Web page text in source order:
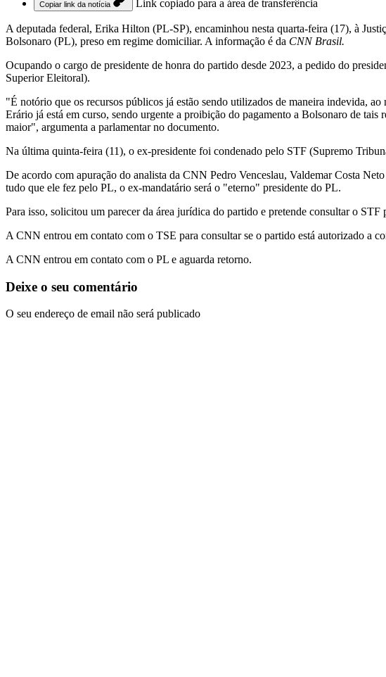
Copiar link da notícia Link copiado para a área de transferência
A deputada federal, Erika Hilton (PL-SP), encaminhou nesta quarta-feira (17), à
Bolsonaro (PL), preso em regime domiciliar. A informação é da CNN Brasil.
Ocupando o cargo de presidente de honra do partido desde 2023, a pedido do
Superior Eleitoral).
"É notório que os recursos públicos já estão sendo utilizados de maneira indevida,
Erário já está em curso, sendo urgente a proibição do pagamento a Bolsonaro de
maior", argumenta a parlamentar no documento.
Na última quinta-feira (11), o ex-presidente foi condenado pelo STF (Supremo
De acordo com apuração do analista da CNN Pedro Venceslau, Valdemar Costa
tudo que ele fez pelo PL, o ex-mandatário será o "eterno" presidente do PL.
Para isso, solicitou um parecer da área jurídica do partido e pretende consultar o
A CNN entrou em contato com o TSE para consultar se o partido está autorizado a
A CNN entrou em contato com o PL e aguarda retorno.
Deixe o seu comentário
O seu endereço de email não será publicado